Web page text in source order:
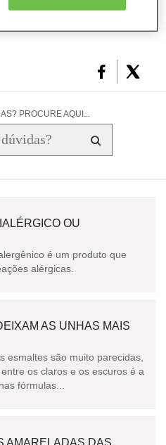
PROCURE AQUI...
OU
é um produto que
alérgicas.
AS UNHAS MAIS
esmaltes são muito parecidas,
os claros e os escuros é a
fórmulas...